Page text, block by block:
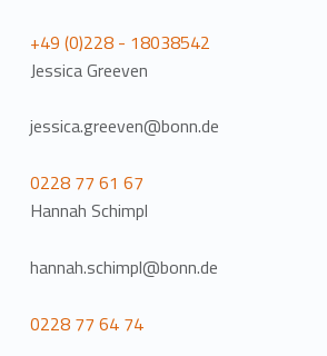
+49 (0)228 - 18038542
Jessica Greeven
jessica.greeven@bonn.de
0228 77 61 67
Hannah Schimpl
hannah.schimpl@bonn.de
0228 77 64 74
Zurück zur Hauptnavigation springen